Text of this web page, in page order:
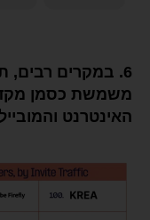
משמשת כסמן
האינטרנט